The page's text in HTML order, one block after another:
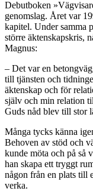
Debutboken
genomslag. Året var
kapitel. Under samma
större äktenskapskris,
Magnus:
– Det var en
till tjänsten och
äktenskap och för
själv och min relation
Guds nåd blev till stor
Många tycks känna
Behoven av stöd och
kunde möta och på så
han skapa ett tryggt
någon från en plats till
verka.